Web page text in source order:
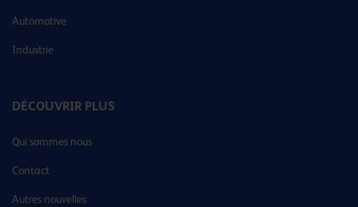
Automotive
Industrie
DÉCOUVRIR PLUS
Qui sommes nous
Contact
Autres nouvelles